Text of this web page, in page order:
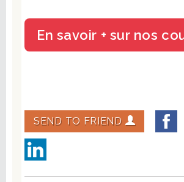
SEND TO FRIEND